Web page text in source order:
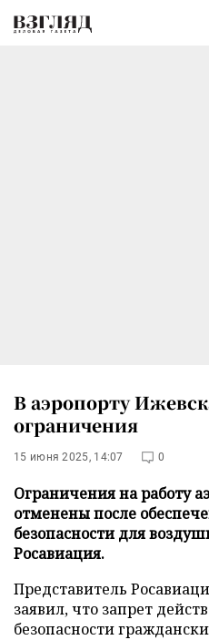
В аэропорту
ограничения
15 июня 2025, 14:07 0
Ограничения на работу
отменены после
безопасности для
Росавиация.
Представитель
заявил, что запрет
безопасности